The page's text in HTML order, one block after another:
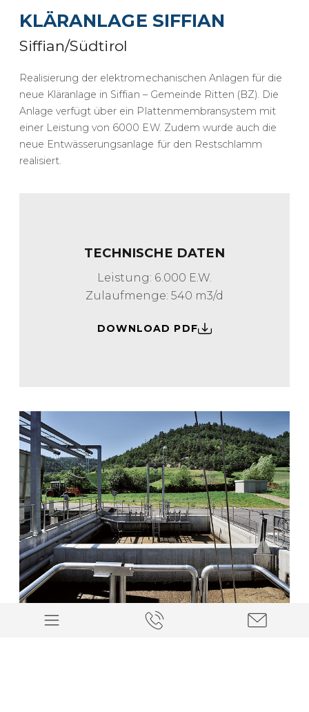
KLÄRANLAGE SIFFIAN
Siffian/Südtirol
Realisierung der elektromechanischen Anlagen für die
neue Kläranlage in Siffian – Gemeinde Ritten (BZ). Die
Anlage verfügt über ein Plattenmembransystem mit
einer Leistung von 6000 EW. Zudem wurde auch die
neue Entwässerungsanlage für den Restschlamm
realisiert.
TECHNISCHE DATEN
Leistung: 6.000 E.W.
Zulaufmenge: 540 m3/d
DOWNLOAD PDF